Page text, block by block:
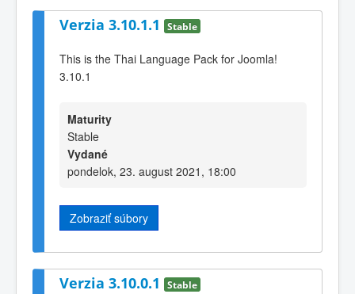
Verzia 3.10.1.1 Stable
This is the Thai Language Pack for Joomla!
3.10.1
Maturity
Stable
Vydané
pondelok, 23. august 2021, 18:00
Zobraziť súbory
Verzia 3.10.0.1 Stable